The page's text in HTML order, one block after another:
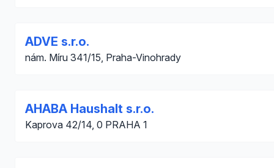
ADVE s.r.o.
nám. Míru 341/15, Praha-Vinohrady
AHABA Haushalt s.r.o.
Kaprova 42/14, 0 PRAHA 1